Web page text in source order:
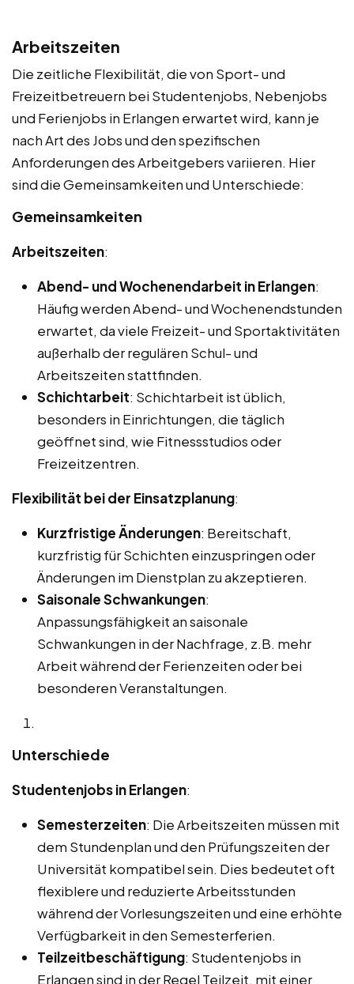
Arbeitszeiten
Die zeitliche Flexibilität, die von Sport- und
Freizeitbetreuern bei Studentenjobs, Nebenjobs
und Ferienjobs in Erlangen erwartet wird, kann je
nach Art des Jobs und den spezifischen
Anforderungen des Arbeitgebers variieren. Hier
sind die Gemeinsamkeiten und Unterschiede:
Gemeinsamkeiten
Arbeitszeiten:
Abend- und Wochenendarbeit in Erlangen:
Häufig werden Abend- und Wochenendstunden
erwartet, da viele Freizeit- und Sportaktivitäten
außerhalb der regulären Schul- und
Arbeitszeiten stattfinden.
Schichtarbeit: Schichtarbeit ist üblich,
besonders in Einrichtungen, die täglich
geöffnet sind, wie Fitnessstudios oder
Freizeitzentren.
Flexibilität bei der Einsatzplanung:
Kurzfristige Änderungen: Bereitschaft,
kurzfristig für Schichten einzuspringen oder
Änderungen im Dienstplan zu akzeptieren.
Saisonale Schwankungen:
Anpassungsfähigkeit an saisonale
Schwankungen in der Nachfrage, z.B. mehr
Arbeit während der Ferienzeiten oder bei
besonderen Veranstaltungen.
Unterschiede
Studentenjobs in Erlangen:
Semesterzeiten: Die Arbeitszeiten müssen mit
dem Stundenplan und den Prüfungszeiten der
Universität kompatibel sein. Dies bedeutet oft
flexiblere und reduzierte Arbeitsstunden
während der Vorlesungszeiten und eine erhöhte
Verfügbarkeit in den Semesterferien.
Teilzeitbeschäftigung: Studentenjobs in
Erlangen sind in der Regel Teilzeit, mit einer